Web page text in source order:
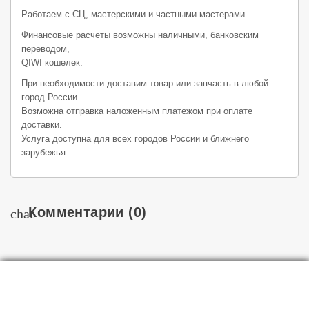
Работаем с СЦ, мастерскими и частными мастерами.
Финансовые расчеты возможны наличными, банковским
переводом,
QIWI кошелек.
При необходимости доставим товар или запчасть в любой
город России.
Возможна отправка наложенным платежом при оплате
доставки.
Услуга доступна для всех городов России и ближнего
зарубежья.
chatКомментарии (0)